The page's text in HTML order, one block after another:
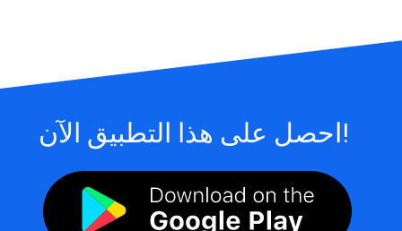
احصل على هذا التطبيق الآن!